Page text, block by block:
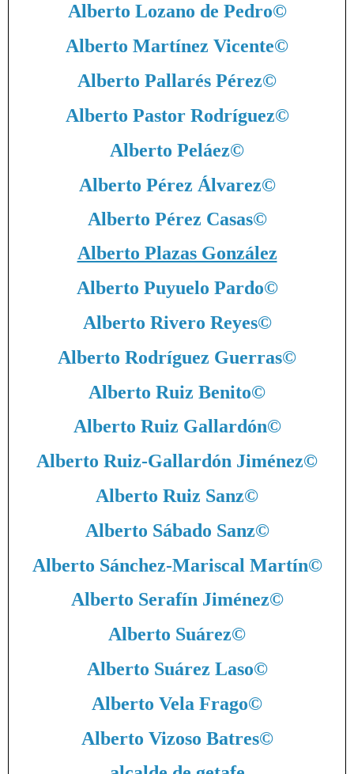
Alberto Lozano de Pedro©
Alberto Martínez Vicente©
Alberto Pallarés Pérez©
Alberto Pastor Rodríguez©
Alberto Peláez©
Alberto Pérez Álvarez©
Alberto Pérez Casas©
Alberto Plazas González
Alberto Puyuelo Pardo©
Alberto Rivero Reyes©
Alberto Rodríguez Guerras©
Alberto Ruiz Benito©
Alberto Ruiz Gallardón©
Alberto Ruiz-Gallardón Jiménez©
Alberto Ruiz Sanz©
Alberto Sábado Sanz©
Alberto Sánchez-Mariscal Martín©
Alberto Serafín Jiménez©
Alberto Suárez©
Alberto Suárez Laso©
Alberto Vela Frago©
Alberto Vizoso Batres©